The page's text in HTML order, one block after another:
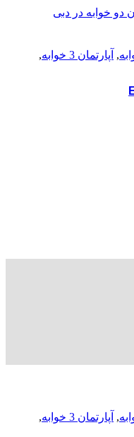
, آپارتمان 3 خوابه
,
, آپارتمان 3 خوابه
,